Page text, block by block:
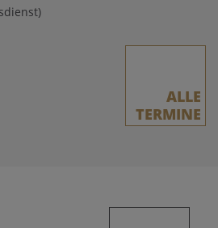
ALLE
TERMINE